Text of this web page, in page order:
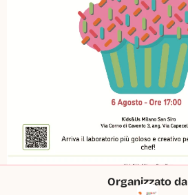
Organizzato da